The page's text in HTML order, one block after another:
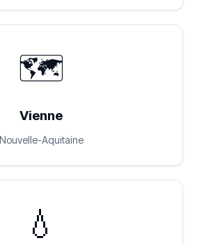
🗺️
Vienne
Nouvelle-Aquitaine
💧